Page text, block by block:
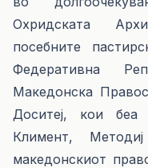
Охридската
посебните
Федеративна
Македонска
Доситеј, кои беа
Климент,
македонскиот